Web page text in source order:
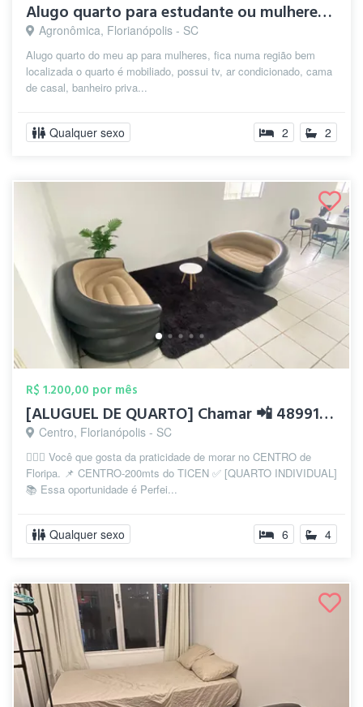
Alugo quarto para estudante ou mulheres ...
Agronômica, Florianópolis - SC
Alugo quarto do meu ap para mulheres, fica numa região bem
localizada o quarto é mobiliado, possui tv, ar condicionado, cama
de casal, banheiro priva...
Qualquer sexo 2 2
R$ 1.200,00 por mês
[ALUGUEL DE QUARTO] Chamar 📲 4899111859...
Centro, Florianópolis - SC
💁🏻‍♂️ Você que gosta da praticidade de morar no CENTRO de
Floripa. 📌 CENTRO-200mts do TICEN ✅ [QUARTO INDIVIDUAL]
📚 Essa oportunidade é Perfei...
Qualquer sexo 6 4